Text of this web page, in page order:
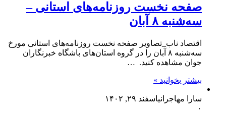
صفحه نخست روزنامه‌های استانی –
سه‌شنبه ۸ آبان
اقتصاد ناب_تصاویر صفحه نخست روزنامه‌های استانی مورخ
سه‌شنبه ۸ آبان را در گروه استان‌های باشگاه خبرنگاران
جوان مشاهده کنید. …
بیشتر بخوانید »
سارا مهاجرانیاسفند ۲۹, ۱۴۰۲
۰